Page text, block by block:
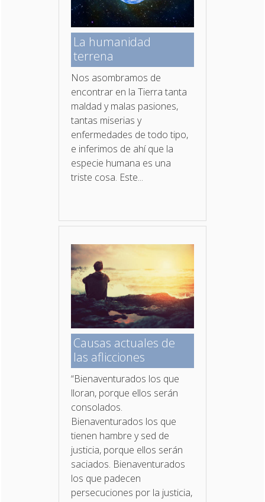
La humanidad
terrena
Nos asombramos de
encontrar en la Tierra tanta
maldad y malas pasiones,
tantas miserias y
enfermedades de todo tipo,
e inferimos de ahí que la
especie humana es una
triste cosa. Este...
Causas actuales de
las aflicciones
“Bienaventurados los que
lloran, porque ellos serán
consolados.
Bienaventurados los que
tienen hambre y sed de
justicia, porque ellos serán
saciados. Bienaventurados
los que padecen
persecuciones por la justicia,